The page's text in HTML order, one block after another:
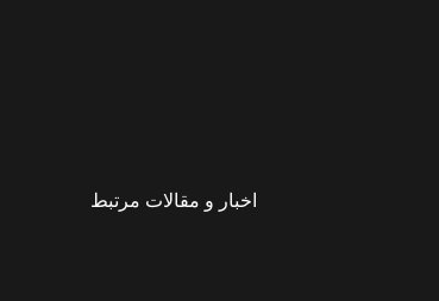
اخبار و مقالات مرتبط